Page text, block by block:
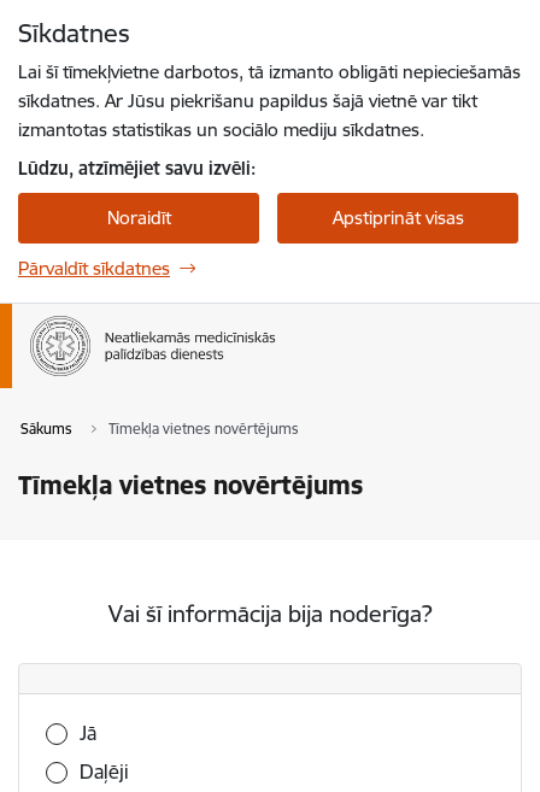
Sīkdatnes
Lai šī tīmekļvietne darbotos, tā izmanto obligāti nepieciešamās
sīkdatnes. Ar Jūsu piekrišanu papildus šajā vietnē var tikt
izmantotas statistikas un sociālo mediju sīkdatnes.
Lūdzu, atzīmējiet savu izvēli:
Noraidīt Apstiprināt visas
Pārvaldīt sīkdatnes
Sākums Tīmekļa vietnes novērtējums
Tīmekļa vietnes novērtējums
Vai šī informācija bija noderīga?
Vai šī informācija bija noderīga?
Jā
Daļēji